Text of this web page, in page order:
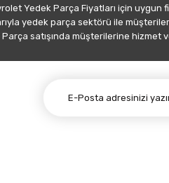
Yedek Parça Fiyatları için
yedek parça sektörü ile
satışında müşterilerine hizmet